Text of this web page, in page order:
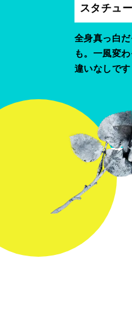
スタチュ
全身真っ白
も。一風変
違いなしです